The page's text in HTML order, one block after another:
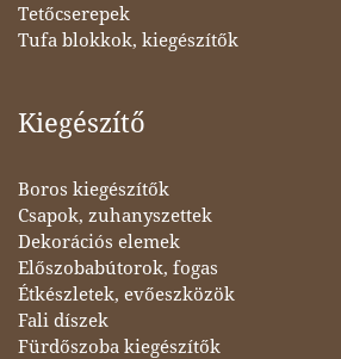
Tetőcserepek
Tufa blokkok, kiegészítők
Kiegészítő
Boros kiegészítők
Csapok, zuhanyszettek
Dekorációs elemek
Előszobabútorok, fogas
Étkészletek, evőeszközök
Fali díszek
Fürdőszoba kiegészítők